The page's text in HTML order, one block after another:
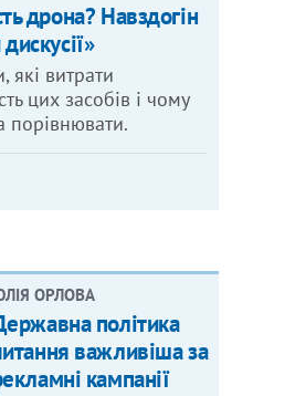
дрона? Навздогін
які витрати
цих засобів і чому
порівнювати.
ОРЛОВА
політика
важливіша за
кампанії